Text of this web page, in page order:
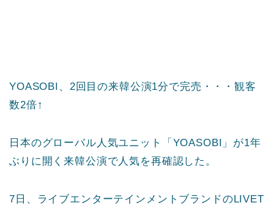
YOASOBI、2回目の来韓公演1分で完売・・・観客
数2倍↑
日本のグローバル人気ユニット「YOASOBI」が1年
ぶりに開く来韓公演で人気を再確認した。
7日、ライブエンターテインメントブランドのLIVET